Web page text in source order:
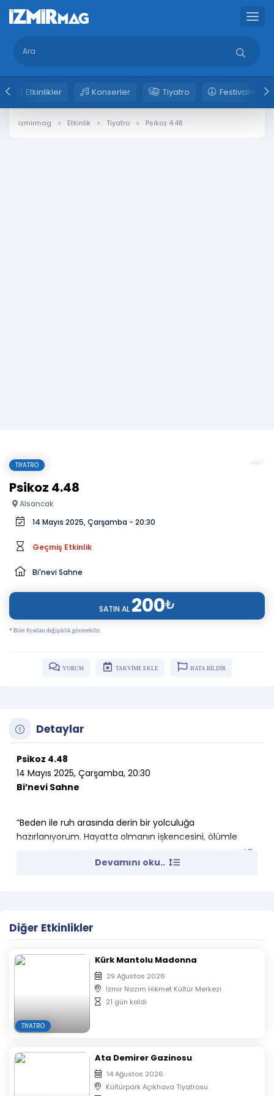
Etkinlikler Konserler Tiyatro Festivaller
izmirmag Etkinlik Tiyatro Psikoz 4.48
TIYATRO
Psikoz 4.48
Alsancak
14 Mayıs 2025, Çarşamba - 20:30
Geçmiş Etkinlik
Bi'nevi Sahne
SATIN AL 200₺
* Bilet fiyatları değişiklik gösterebilir.
YORUM TAKVİME EKLE HATA BİLDİR
Detaylar
Psikoz 4.48
14 Mayıs 2025, Çarşamba, 20:30
Bi’nevi Sahne
”Beden ile ruh arasında derin bir yolculuğa
hazırlanıyorum. Hayatta olmanın işkencesini, ölümle
yüzyüzeyken sorgulamak belki de en doğrusu. Her gece
kendini tekrar eden bir psikoz hali benimkisi.
Sarah Kane’nin intihar etmeden önce bıraktığı notlarla
oyunlaştırılan ”Psikoz 4.48”; insan varoluşunun kendisine
XXIV. DİREKLERARASI SEYİRCİ ÖDÜLLERİ (2024)
Tek Kişilik Performans (Kadın) Ödülü: Bilge Dalkara –
Psikoz 4.48, Bi’nevi Sahne
+18 / Psikolojik Dram / 70 dakika
Yazan: Sarah Kane
Yöneten: Halil Artur
Oynayan: Bilge Dalkara
Devamını oku..
Diğer Etkinlikler
TIYATRO
Kürk Mantolu Madonna
29 Ağustos 2026
İzmir Nazım Hikmet Kültür Merkezi
21 gün kaldı
Ata Demirer Gazinosu
14 Ağustos 2026
Kültürpark Açıkhava Tiyatrosu